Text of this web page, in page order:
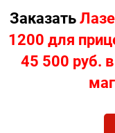
Заказать
1200 для
45 500 руб.